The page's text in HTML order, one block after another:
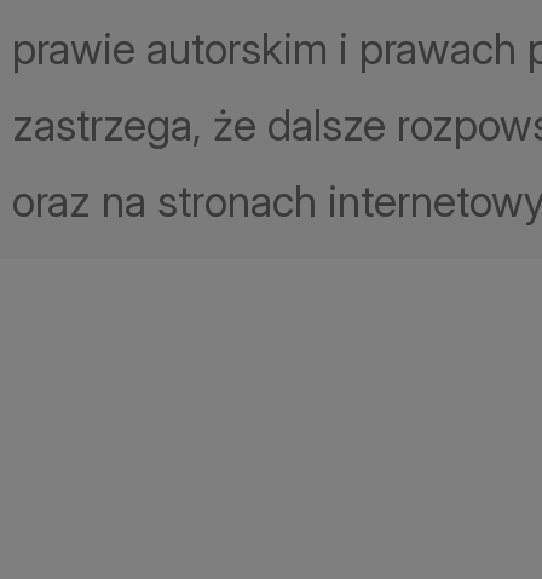
prawie autorskim i prawach
zastrzega, że dalsze
oraz na stronach